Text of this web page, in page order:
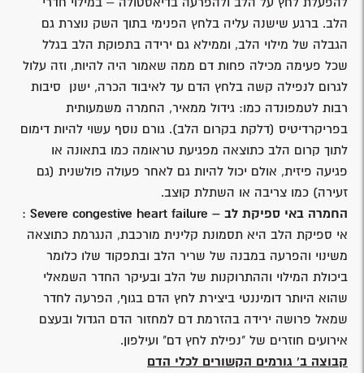
הלב. ברגע שישנה עליה בלחץ הפנימי בתוך השק נוצרת גם
הגבלה של מילוי הלב, וממילא גם ירידה בתפוקת הלב בגלל
שכל פעימה מכילה פחות דם ממה שאמור היה להיות, וזה עלול
לגרום לנפילה קשה בלחץ הדם עד לאיבוד הכרה, ישנן סיבות
רבות לטמפונדה כמו: גידול ממאיר, החמרה משמעותית
בפריקרדיטיס (דלקת בקרום הלב). גורם נוסף עשוי להיות דימום
לתוך קרום הלב כתוצאה מפגיעת טראומה כמו בתאונה או
פגיעה פיזית, אולם יכול להיות גם לאחר פעולה פולשנית (גם
זעירה) כמו צריבה או השתלת קוצב.
החמרה באי ספיקת לב – Severe congestive heart failure
:
אי ספיקת הלב היא תסמונת קלינית מורכבת, הנגרמת כתוצאה
משינוי והפרעה במבנה של שריר הלב ובתפקוד שלו כלומר
ביכולת המילוי וההתרוקנות של הלב ובעיקר החדר השמאלי
שהוא היותר דומיננטי ביצירת לחץ הדם בגוף, הפרעה לחדר
שמאל פרושה ירידה בהזרמת דם למחזור הדם הגדול ובעצם
אירועים חוזרים של "נפילת לחץ דם" ועילפון.
קבוצה ב' גורמים הקשורים לכלי הדם